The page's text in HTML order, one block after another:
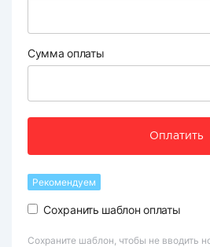
Сумма оплаты
Оплатить
Рекомендуем
Сохранить шаблон оплаты
Сохраните шаблон, чтобы не вводить